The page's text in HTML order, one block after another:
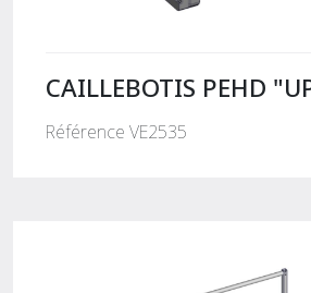
CAILLEBOTIS PEHD
Référence VE2535